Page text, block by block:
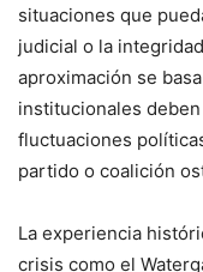
situaciones que
judicial o la
aproximación se
institucionales
fluctuaciones
partido o coalición
La experiencia
crisis como el